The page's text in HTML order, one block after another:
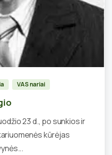
VAS nariai
23 d., po sunkios ir
kūrėjas